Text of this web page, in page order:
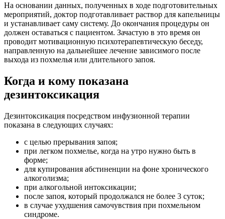
На основании данных, полученных в ходе подготовительных
мероприятий, доктор подготавливает раствор для капельницы
и устанавливает саму систему. До окончания процедуры он
должен оставаться с пациентом. Зачастую в это время он
проводит мотивационную психотерапевтическую беседу,
направленную на дальнейшее лечение зависимого после
выхода из похмелья или длительного запоя.
Когда и кому показана
дезинтоксикация
Дезинтоксикация посредством инфузионной терапии
показана в следующих случаях:
с целью прерывания запоя;
при легком похмелье, когда на утро нужно быть в
форме;
для купирования абстиненции на фоне хронического
алкоголизма;
при алкогольной интоксикации;
после запоя, который продолжался не более 3 суток;
в случае ухудшения самочувствия при похмельном
синдроме.